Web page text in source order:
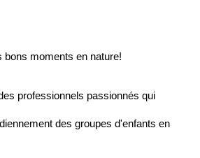
bons moments en nature!
professionnels passionnés qui
des groupes d'enfants en